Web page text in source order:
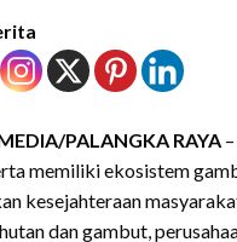
PALANGKA RAYA
memiliki ekosistem
kesejahteraan
dan gambut,